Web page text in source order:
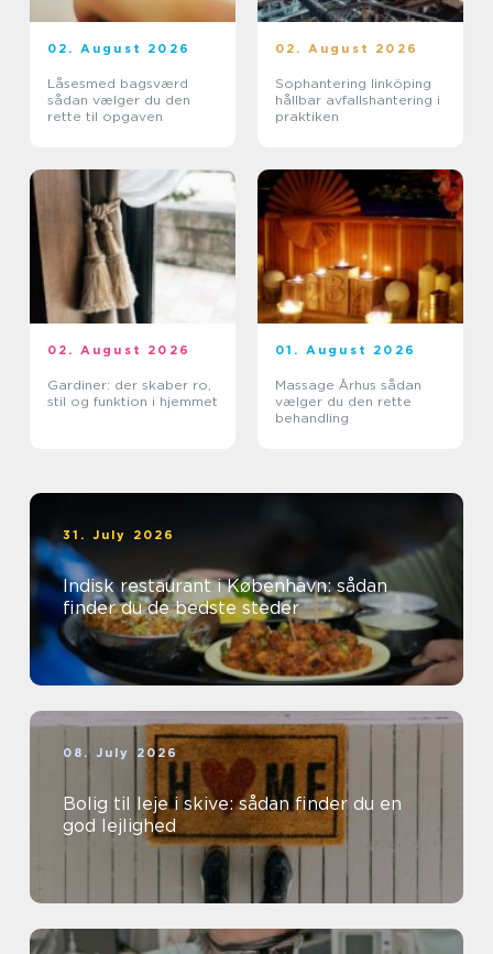
02. August 2026
Låsesmed bagsværd
sådan vælger du den
rette til opgaven
02. August 2026
Sophantering linköping
hållbar avfallshantering i
praktiken
02. August 2026
Gardiner: der skaber ro,
stil og funktion i hjemmet
01. August 2026
Massage Århus sådan
vælger du den rette
behandling
31. July 2026
Indisk restaurant i København: sådan
finder du de bedste steder
08. July 2026
Bolig til leje i skive: sådan finder du en
god lejlighed